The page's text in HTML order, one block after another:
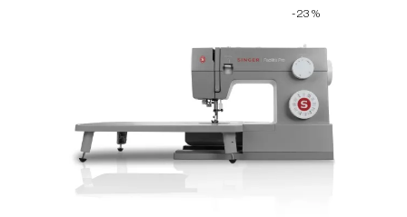
-23%